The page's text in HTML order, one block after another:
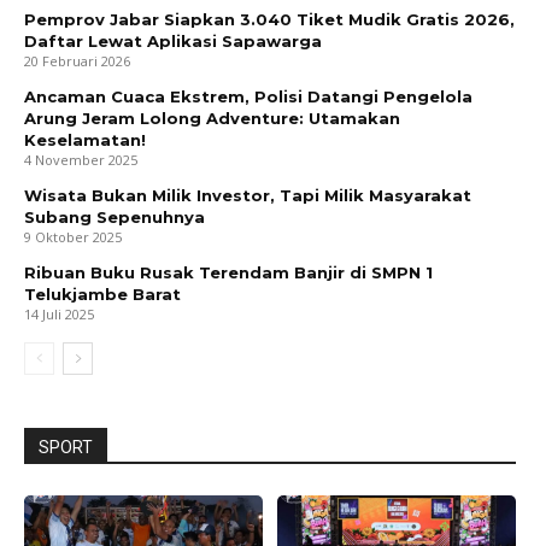
Pemprov Jabar Siapkan 3.040 Tiket Mudik Gratis 2026,
Daftar Lewat Aplikasi Sapawarga
20 Februari 2026
Ancaman Cuaca Ekstrem, Polisi Datangi Pengelola
Arung Jeram Lolong Adventure: Utamakan
Keselamatan!
4 November 2025
Wisata Bukan Milik Investor, Tapi Milik Masyarakat
Subang Sepenuhnya
9 Oktober 2025
Ribuan Buku Rusak Terendam Banjir di SMPN 1
Telukjambe Barat
14 Juli 2025
SPORT